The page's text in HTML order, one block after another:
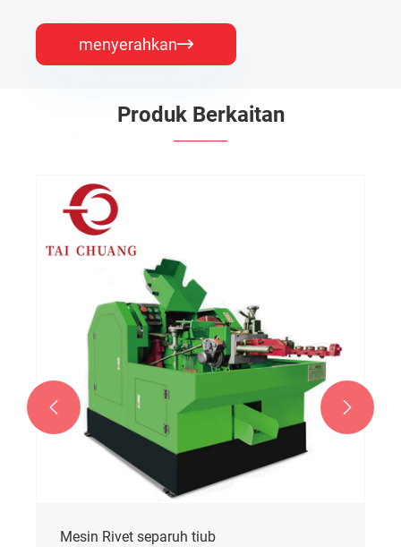
menyerahkan
Produk Berkaitan
Buka Tutup Mesin Tajuk Sejuk Acuan
 